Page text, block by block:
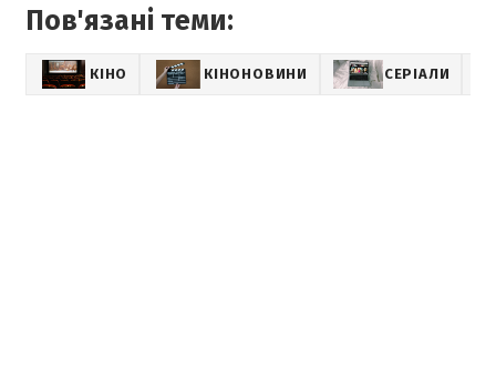
Пов'язані теми:
КІНО КІНОНОВИНИ СЕРІАЛИ